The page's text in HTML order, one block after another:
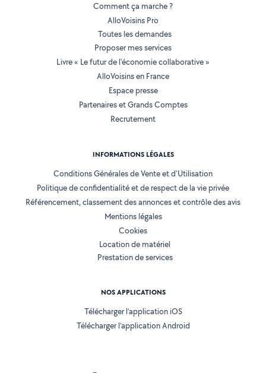
Comment ça marche ?
AlloVoisins Pro
Toutes les demandes
Proposer mes services
Livre « Le futur de l'économie collaborative »
AlloVoisins en France
Espace presse
Partenaires et Grands Comptes
Recrutement
INFORMATIONS LÉGALES
Conditions Générales de Vente et d'Utilisation
Politique de confidentialité et de respect de la vie privée
Référencement, classement des annonces et contrôle des avis
Mentions légales
Cookies
Location de matériel
Prestation de services
NOS APPLICATIONS
Télécharger l’application iOS
Télécharger l’application Android